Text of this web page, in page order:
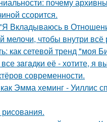
ссорится.
"Я Вкладываюсь в
мелочи, чтобы внутри всё
как сетевой тренд "моя
зaгaдки её - хотите, я
современности.
Эмма хеминг - Уиллис